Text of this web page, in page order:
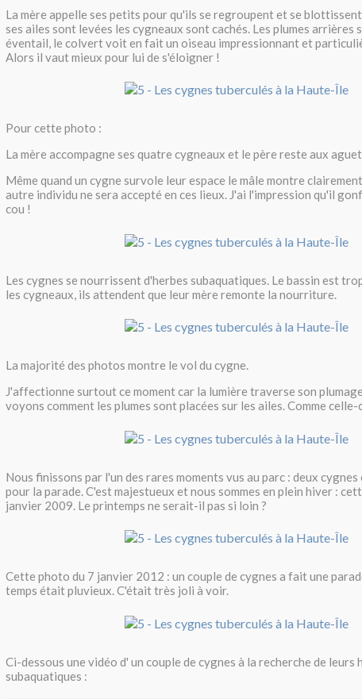
La mère appelle ses petits pour qu'ils se regroupent et se
ses ailes sont levées les cygneaux sont cachés. Les plumes arrières
éventail, le colvert voit en fait un oiseau impressionnant et
Alors il vaut mieux pour lui de s'éloigner !
Pour cette photo :
La mère accompagne ses quatre cygneaux et le père reste aux
Même quand un cygne survole leur espace le mâle montre
autre individu ne sera accepté en ces lieux. J'ai l'impression qu'il
cou !
Les cygnes se nourrissent d'herbes subaquatiques. Le bassin est
les cygneaux, ils attendent que leur mère remonte la nourriture.
La majorité des photos montre le vol du cygne.
J'affectionne surtout ce moment car la lumière traverse son
voyons comment les plumes sont placées sur les ailes. Comme celle-
Nous finissons par l'un des rares moments vus au parc : deux
pour la parade. C'est majestueux et nous sommes en plein hiver :
janvier 2009. Le printemps ne serait-il pas si loin ?
Cette photo du 7 janvier 2012 : un couple de cygnes a fait une
temps était pluvieux. C'était très joli à voir.
Ci-dessous une vidéo d' un couple de cygnes à la recherche de leurs
subaquatiques :